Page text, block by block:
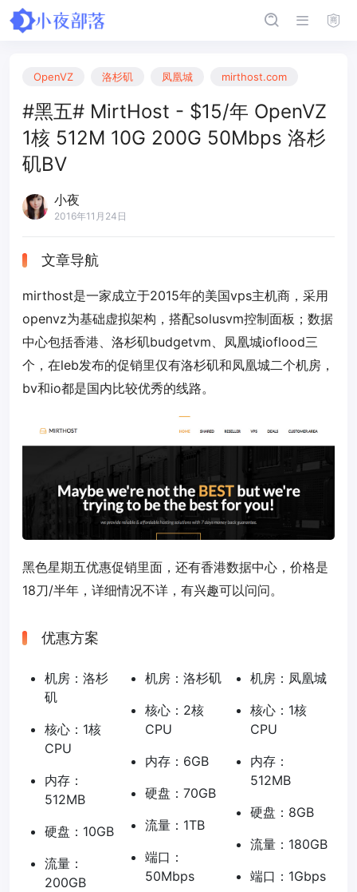
OpenVZ 洛杉矶 凤凰城 mirthost.com
#黑五# MirtHost - $15/年 OpenVZ
1核 512M 10G 200G 50Mbps 洛杉
矶BV
小夜
2016年11月24日
文章导航
mirthost是一家成立于2015年的美国vps主机商，采用
openvz为基础虚拟架构，搭配solusvm控制面板；数据
中心包括香港、洛杉矶budgetvm、凤凰城ioflood三
个，在leb发布的促销里仅有洛杉矶和凤凰城二个机房，
bv和io都是国内比较优秀的线路。
黑色星期五优惠促销里面，还有香港数据中心，价格是
18刀/半年，详细情况不详，有兴趣可以问问。
优惠方案
机房：洛杉
矶
核心：1核
CPU
内存：
512MB
硬盘：10GB
流量：
200GB
机房：洛杉矶
核心：2核
CPU
内存：6GB
硬盘：70GB
流量：1TB
端口：
50Mbps
机房：凤凰城
核心：1核
CPU
内存：
512MB
硬盘：8GB
流量：180GB
端口：1Gbps